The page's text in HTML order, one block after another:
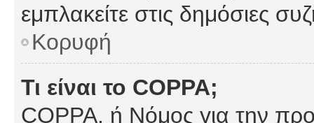
εμπλακείτε στις δημόσιες
Κορυφή
Τι είναι το COPPA;
COPPA, ή Νόμος για την